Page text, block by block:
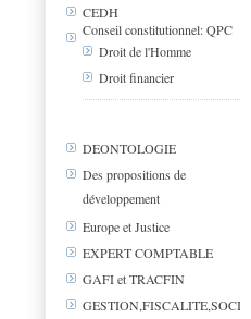
CEDH
Conseil constitutionnel: QPC
Droit de l'Homme
Droit financier
DEONTOLOGIE
Des propositions de
développement
Europe et Justice
EXPERT COMPTABLE
GAFI et TRACFIN
GESTION,FISCALITE,SOCIAL